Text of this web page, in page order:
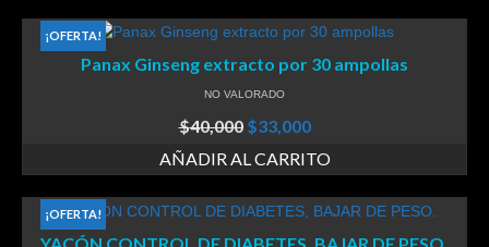
¡OFERTA!
Panax Ginseng extracto por 30 ampollas
NO VALORADO
$40,000 $33,000
AÑADIR AL CARRITO
¡OFERTA!